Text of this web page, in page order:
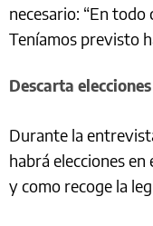
necesario: “En todo
Teníamos previsto
Descarta elecciones
Durante la
habrá elecciones
y como recoge la